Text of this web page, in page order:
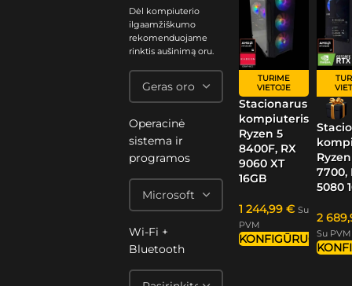
Dėl kompiuterio
ilgaamžiškumo
rekomenduojame
rinktis aušinimą oru.
Operacinė
sistema ir
programos
Wi-Fi +
Bluetooth
TURIME
VIETOJE
Stacionarus
kompiuteris
Ryzen 5
8400F, RX
9060 XT
16GB
1 244,99 € Su
PVM
KONFIGŪRUOTI
7700,
5080
2
Su PVM